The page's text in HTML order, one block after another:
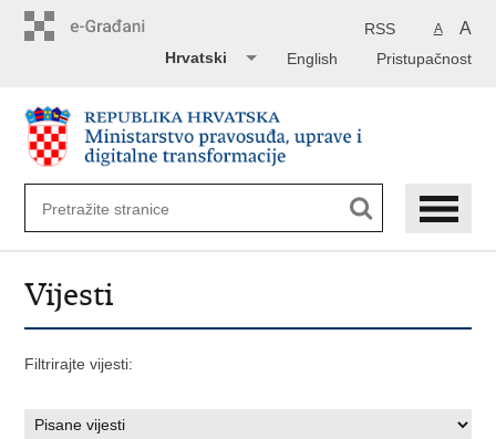
A A
RSS
Pristupačnost
English
Hrvatski
Vijesti
Filtrirajte vijesti: